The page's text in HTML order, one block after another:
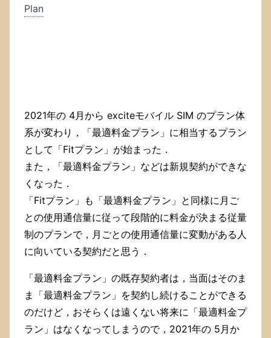
Plan
2021年の 4月から exciteモバイル SIM のプラン体
系が変わり，「最適料金プラン」に相当するプラン
として「Fitプラン」が始まった．
また，「最適料金プラン」などは新規契約ができな
くなった．
「Fitプラン」も「最適料金プラン」と同様に月ご
との使用通信量に従って段階的に料金が決まる従量
制のプランで，月ごとの使用通信量に変動がある人
に向いている契約だと思う．
「最適料金プラン」の既存契約者は，当面はそのま
ま「最適料金プラン」を契約し続けることができる
のだけど，おそらくは遠くない将来に「最適料金プ
ラン」はなくなってしまうので，2021年の 5月か